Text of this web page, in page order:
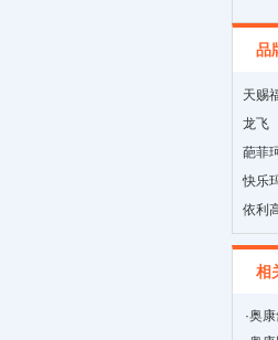
品
天赐
龙飞
葩菲
快乐
依利
相
·奥